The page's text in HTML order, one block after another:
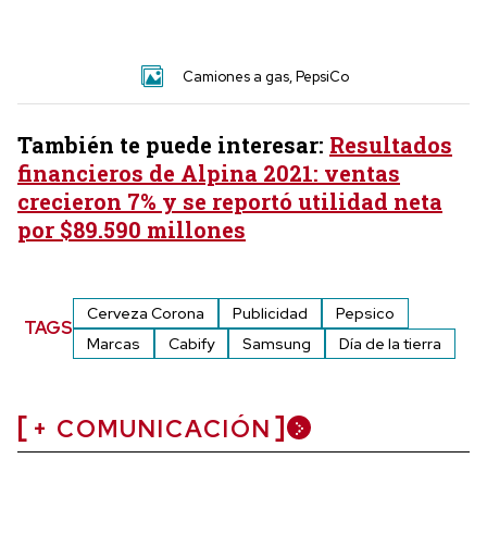
Camiones a gas, PepsiCo
También te puede interesar: Resultados
financieros de Alpina 2021: ventas
crecieron 7% y se reportó utilidad neta
por $89.590 millones
TAGS
Cerveza Corona Publicidad
Pepsico
Marcas
Cabify Samsung Día de la tierra
+ COMUNICACIÓN